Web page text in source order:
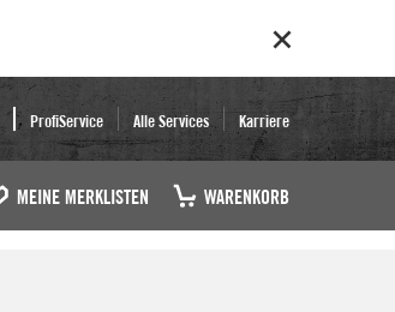
ProfiService Alle Services Karriere
MEINE MERKLISTEN WARENKORB